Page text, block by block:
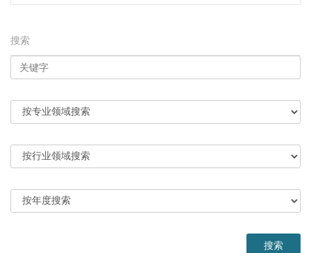
搜索